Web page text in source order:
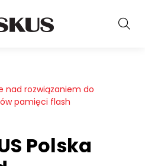
nad rozwiązaniem do
pamięci flash
Polska